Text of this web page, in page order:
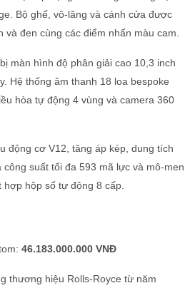
Bộ ghế, vô-lăng và cánh cửa được
và đen cùng các điểm nhấn màu cam.
màn hình độ phân giải cao 10,3 inch
Hệ thống âm thanh 18 loa bespoke
hòa tự động 4 vùng và camera 360
động cơ V12, tăng áp kép, dung tích
suất tối đa 593 mã lực và mô-men
hộp số tự động 8 cấp.
46.183.000.000 VNĐ
thương hiệu Rolls-Royce từ năm